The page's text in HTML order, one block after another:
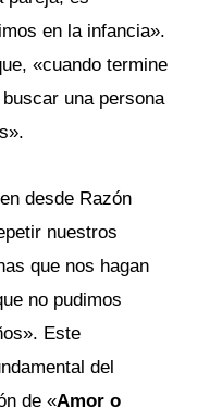
en la infancia».
«cuando termine
una persona
desde Razón
nuestros
que nos hagan
no pudimos
Este
del
de «Amor o